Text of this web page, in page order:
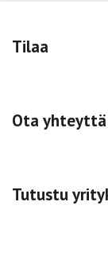
Tilaa
Ota yhteyttä
Tutustu